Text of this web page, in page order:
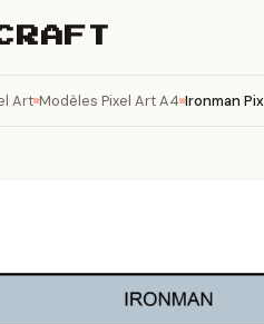
Art Modèles Pixel Art A4 Ironman